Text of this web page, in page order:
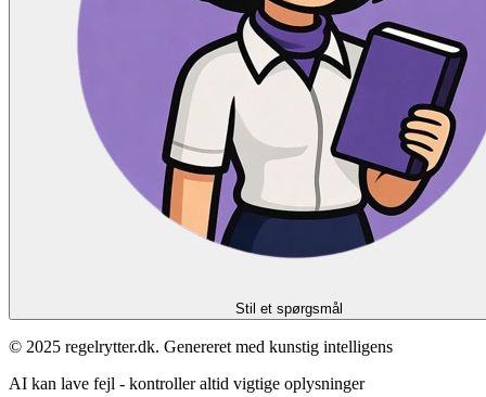
Stil et spørgsmål
© 2025 regelrytter.dk. Genereret med kunstig intelligens
AI kan lave fejl - kontroller altid vigtige oplysninger